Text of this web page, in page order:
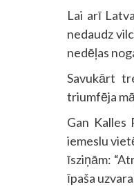
Lai arī
nedaudz
nedēļas
Savukārt
triumfēja
Gan Kalles
iemeslu
īsziņām:
īpaša